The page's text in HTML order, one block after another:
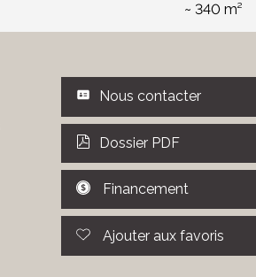
~ 340 m²
Nous contacter
Dossier PDF
Financement
Ajouter aux favoris